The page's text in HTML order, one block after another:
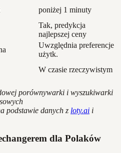
poniżej 1 minuty
Tak, predykcja
najlepszej ceny
Uwzględnia preferencje
użytk.
W czasie rzeczywistym
porównywarki i wyszukiwarki
podstawie danych z loty.ai i
dla Polaków